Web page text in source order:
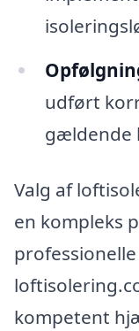
udført
gældende
Valg af
en kompleks
kompetent